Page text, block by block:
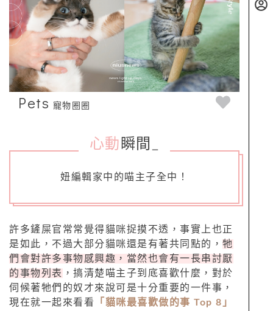
Pets 寵物圈圈
心動 瞬間
妞編輯家中的喵主子全中！
許多鏟屎官常常覺得貓咪捉摸不透，事實上也正
是如此，不過大部分貓咪還是有著共同點的， 牠
們會對許多事物感興趣，當然也會有一長串討厭
的事物列表 ，搞清楚喵主子到底喜歡什麼，對於
伺候著牠們的奴才來說可是十分重要的一件事，
現在就一起來看看
「貓咪最喜歡做的事 Top 8」